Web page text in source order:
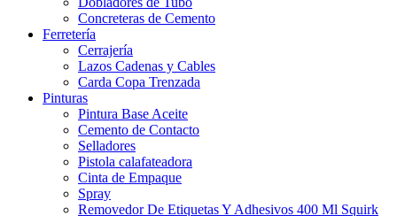
Concreteras de Cemento
Ferretería
Cerrajería
Lazos Cadenas y Cables
Carda Copa Trenzada
Pinturas
Pintura Base Aceite
Cemento de Contacto
Selladores
Pistola calafateadora
Cinta de Empaque
Spray
Removedor De Etiquetas Y Adhesivos 400 Ml Squirk